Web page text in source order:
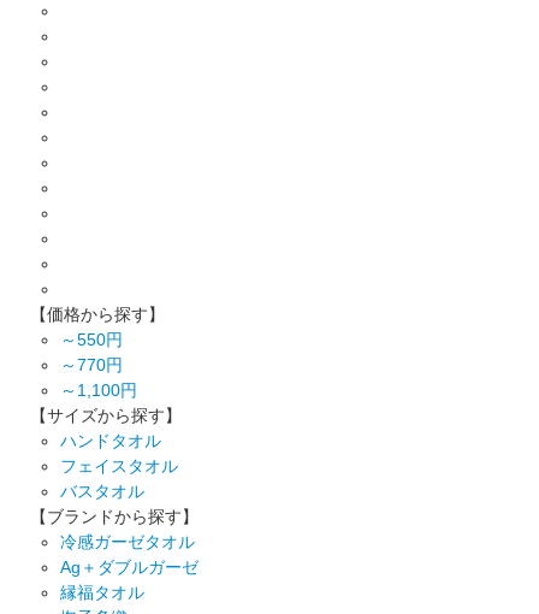
【価格から探す】
～550円
～770円
～1,100円
【サイズから探す】
ハンドタオル
フェイスタオル
バスタオル
【ブランドから探す】
冷感ガーゼタオル
Ag＋ダブルガーゼ
縁福タオル